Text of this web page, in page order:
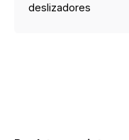
deslizadores